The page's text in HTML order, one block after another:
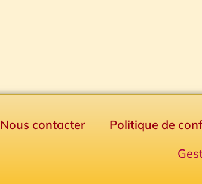
Nous contacter Politique de